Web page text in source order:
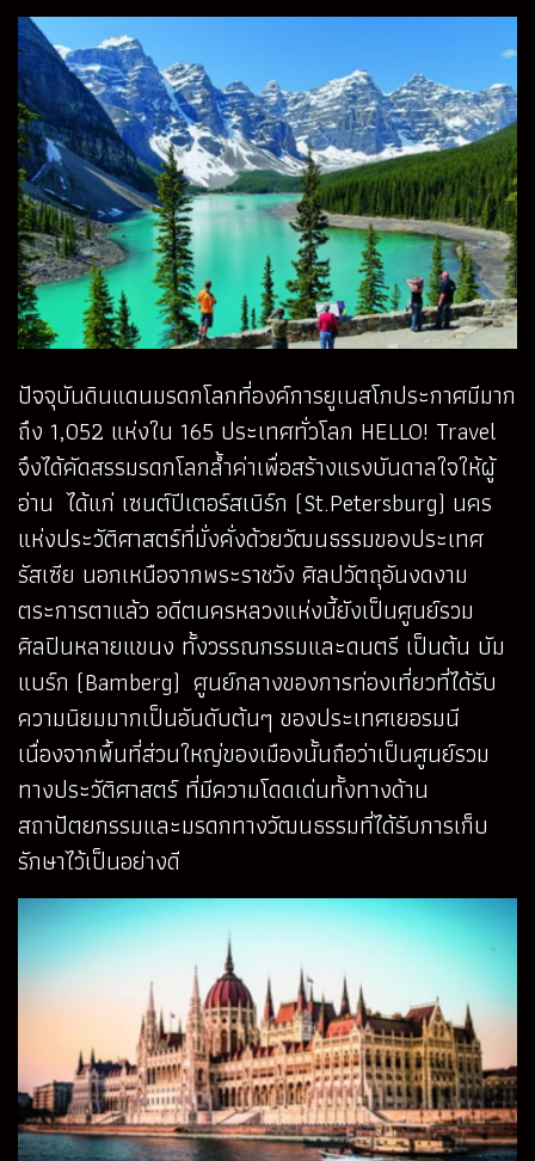
ปัจจุบันดินแดนมรดกโลกที่องค์การยูเนสโกประกาศมีมาก
ถึง 1,052 แห่งใน 165 ประเทศทั่วโลก HELLO! Travel
จึงได้คัดสรรมรดกโลกล้ำค่าเพื่อสร้างแรงบันดาลใจให้ผู้
อ่าน ได้แก่ เซนต์ปีเตอร์สเบิร์ก (St.Petersburg) นคร
แห่งประวัติศาสตร์ที่มั่งคั่งด้วยวัฒนธรรมของประเทศ
รัสเซีย นอกเหนือจากพระราชวัง ศิลปวัตถุอันงดงาม
ตระการตาแล้ว อดีตนครหลวงแห่งนี้ยังเป็นศูนย์รวม
ศิลปินหลายแขนง ทั้งวรรณกรรมและดนตรี เป็นต้น บัม
แบร์ก (Bamberg) ศูนย์กลางของการท่องเที่ยวที่ได้รับ
ความนิยมมากเป็นอันดับต้นๆ ของประเทศเยอรมนี
เนื่องจากพื้นที่ส่วนใหญ่ของเมืองนั้นถือว่าเป็นศูนย์รวม
ทางประวัติศาสตร์ ที่มีความโดดเด่นทั้งทางด้าน
สถาปัตยกรรมและมรดกทางวัฒนธรรมที่ได้รับการเก็บ
รักษาไว้เป็นอย่างดี